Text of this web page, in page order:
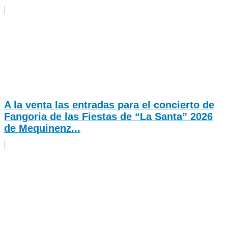
A la venta las entradas para el concierto de
Fangoria de las Fiestas de “La Santa” 2026
de Mequinenz...